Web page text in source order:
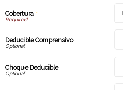
Cobertura *
Deducible Comprensivo
Choque Deducible